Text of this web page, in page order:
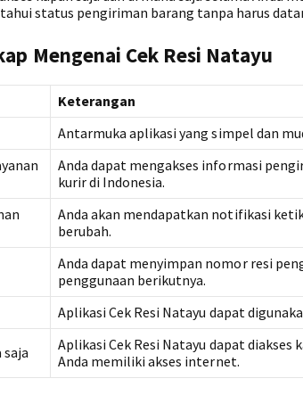
status pengiriman barang tanpa harus
Mengenai Cek Resi Natayu
Keterangan
Antarmuka aplikasi yang simpel dan
Anda dapat mengakses informasi
kurir di Indonesia.
Anda akan mendapatkan notifikasi
berubah.
Anda dapat menyimpan nomor resi
penggunaan berikutnya.
Aplikasi Cek Resi Natayu dapat
saja
Aplikasi Cek Resi Natayu dapat diakses
Anda memiliki akses internet.